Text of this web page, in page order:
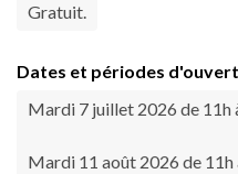
Gratuit.
Dates et périodes
Mardi 7 juillet 2026 de 11h
Mardi 11 août 2026 de 11h